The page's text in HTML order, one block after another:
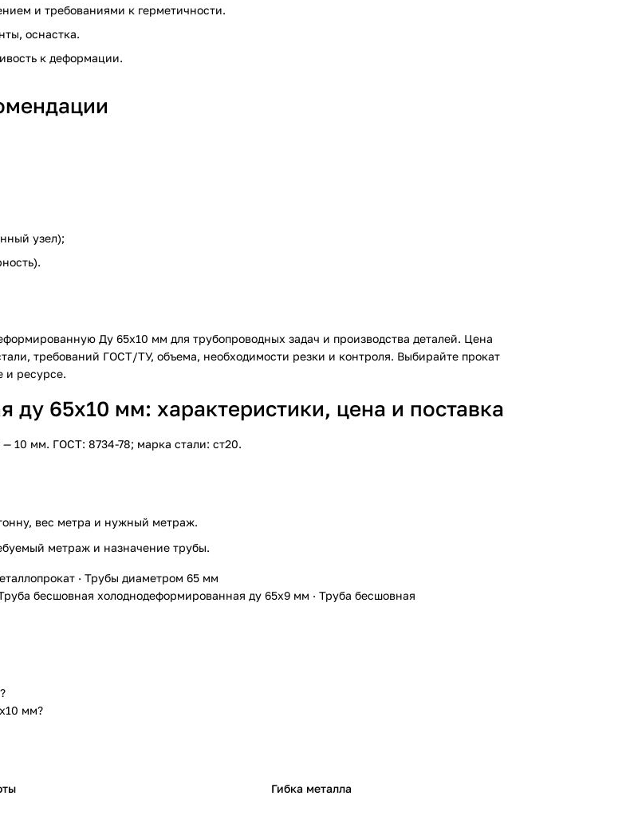
и требованиями к герметичности.
оснастка.
к деформации.
узел);
Ду 65х10 мм для трубопроводных задач и производства деталей. Цена
требований ГОСТ/ТУ, объема, необходимости резки и контроля. Выбирайте прокат
и ресурсе.
65х10 мм: характеристики, цена и поставка
10 мм. ГОСТ: 8734-78; марка стали: ст20.
вес метра и нужный метраж.
метраж и назначение трубы.
· Трубы диаметром 65 мм
бесшовная холоднодеформированная ду 65х9 мм · Труба бесшовная
мм?
Гибка металла